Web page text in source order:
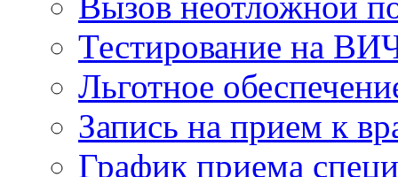
Тестирование на
Льготное
Запись на прием к
График приема